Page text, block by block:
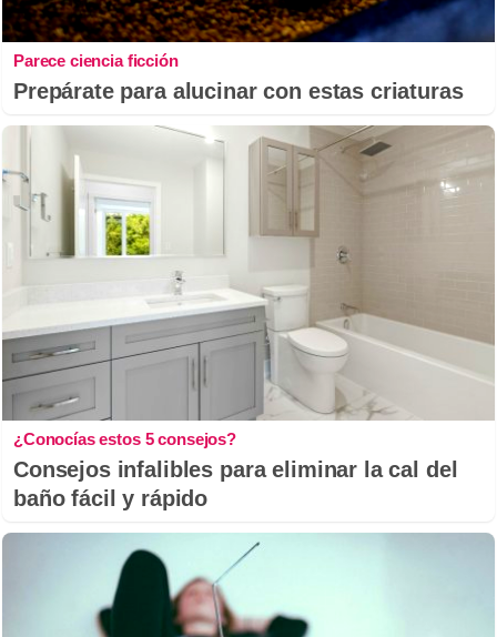
Parece ciencia ficción
Prepárate para alucinar con estas criaturas
¿Conocías estos 5 consejos?
Consejos infalibles para eliminar la cal del
baño fácil y rápido